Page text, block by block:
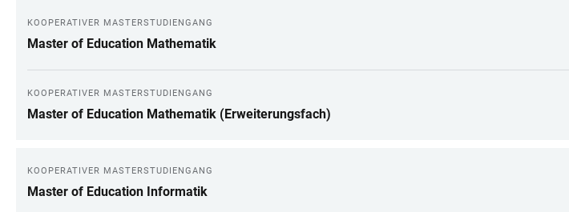
LINKS
KOOPERATIVER MASTERSTUDIENGANG
Master of Education Mathematik
KOOPERATIVER MASTERSTUDIENGANG
Master of Education Mathematik (Erweiterungsfach)
KOOPERATIVER MASTERSTUDIENGANG
Master of Education Informatik